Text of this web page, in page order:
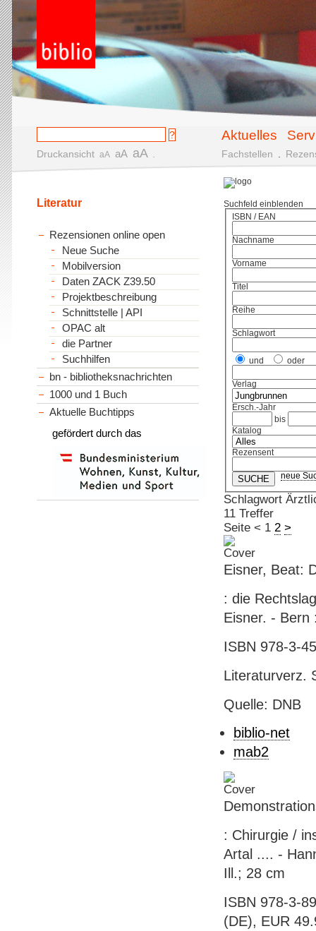
Aktuelles
Druckansicht aA aA aA Fachstellen
Suchfeld einblenden
ISBN / EAN
Nachname
Vorname
Titel
Reihe
Schlagwort
und oder
Verlag
Ersch.-Jahr
bis
Katalog
Rezensent
neue
Schlagwort
11 Treffer
Seite < 1 2 >
Eisner, Beat:
: die
Eisner. - Bern
ISBN 978-3-
Literaturverz.
Quelle: DNB
biblio-net
mab2
: Chirurgie /
Artal .... -
Ill.; 28 cm
ISBN 978-3-
(DE), EUR
Literatur
Rezensionen online open
Neue Suche
Mobilversion
Daten ZACK Z39.50
Projektbeschreibung
Schnittstelle | API
OPAC alt
die Partner
Suchhilfen
bn - bibliotheksnachrichten
1000 und 1 Buch
Aktuelle Buchtipps
gefördert durch das